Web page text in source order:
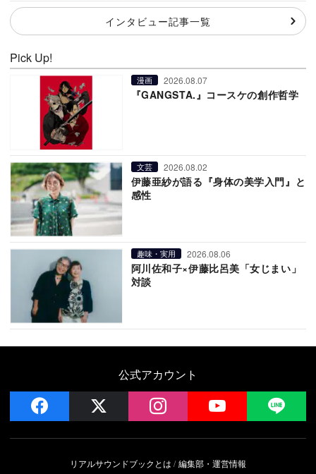
インタビュー記事一覧
Pick Up!
漫画 2026.08.07
『GANGSTA.』コースケの創作哲学
文芸 2026.08.02
伊藤亜紗が語る『身体の美学入門』と
感性
趣味・実用 2026.08.06
阿川佐和子×伊藤比呂美「女じまい」
対談
公式アカウント
facebook instagram YouTube
リアルサウンドブックとは 編集部・運営情報